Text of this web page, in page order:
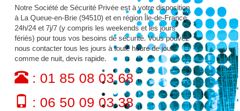
Notre Société de Sécurité Privée est à votre disposition
à La Queue-en-Brie (94510) et en région Île-de-France
24h/24 et 7j/7 (y compris les weekends et les jours
fériés) pour tous vos besoins de sécurité. Vous pouvez
nous contacter tous les jours à toute heure de jour
comme de nuit, devis rapide.
: 01 85 08 03 68
: 06 50 09 03 38